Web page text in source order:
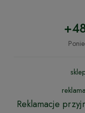
Reklamacje